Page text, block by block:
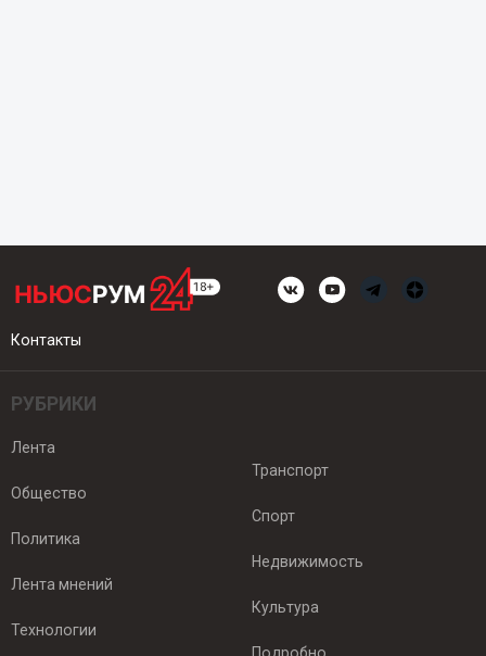
Контакты
РУБРИКИ
Лента
Общество
Политика
Лента мнений
Технологии
Транспорт
Спорт
Недвижимость
Культура